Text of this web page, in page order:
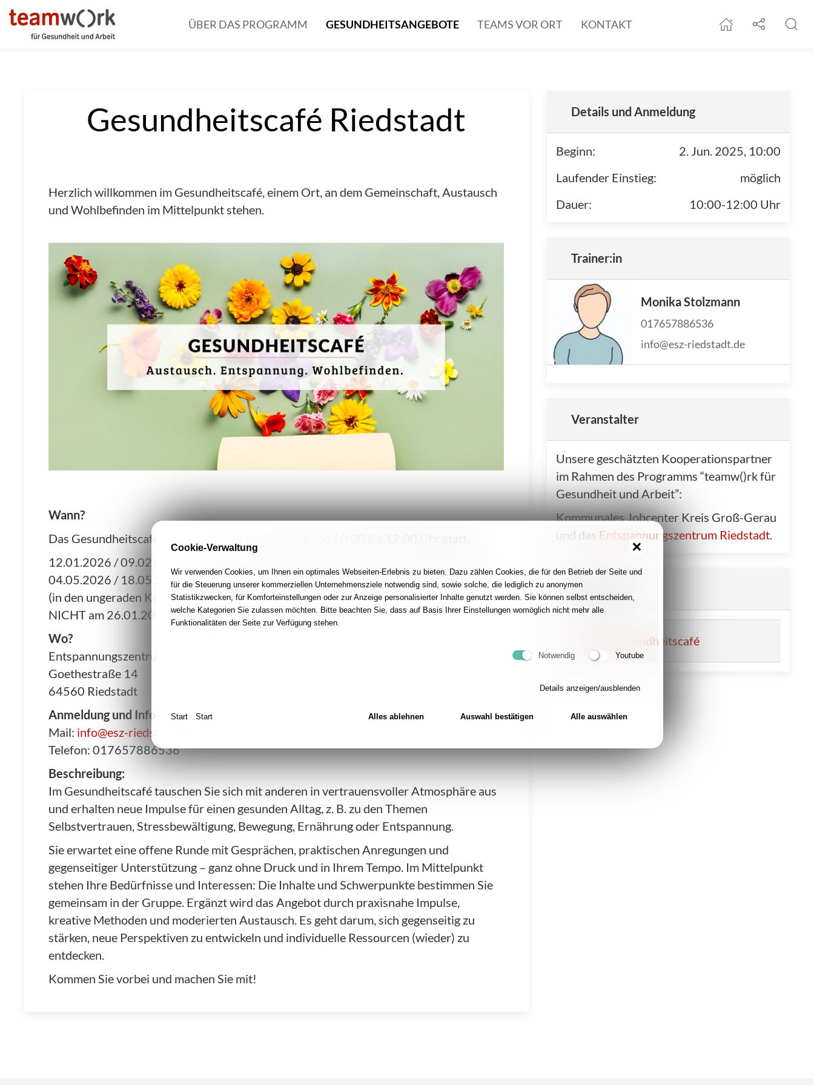
ÜBER DAS PROGRAMM GESUNDHEITSANGEBOTE TEAMS VOR ORT KONTAKT
Startseite
Social-
Gesundheitscafé Riedstadt
Herzlich willkommen im Gesundheitscafé, einem Ort, an dem Gemeinschaft, Austausch
und Wohlbefinden im Mittelpunkt stehen.
Wann?
Das Gesundheitscafé findet jeden zweiten Montag von 10:00 bis 12:00 Uhr statt.
12.01.2026 / 09.02.2026 / 23.02.2026 / 09.03.2026 / 23.03.2026 / 20.04.2026 /
04.05.2026 / 18.05.2026 / 01.06.2026 / 15.06.2026 / …
(in den ungeraden Kalenderwochen)
NICHT am 26.01.2026, 06.04.2026
Wo?
Entspannungszentrum Riedstadt
Goethestraße 14
64560 Riedstadt
Anmeldung und Infos:
Mail: info@esz-riedstadt.de
Telefon: 017657886536
Beschreibung:
Im Gesundheitscafé tauschen Sie sich mit anderen in vertrauensvoller Atmosphäre aus
und erhalten neue Impulse für einen gesunden Alltag, z. B. zu den Themen
Selbstvertrauen, Stressbewältigung, Bewegung, Ernährung oder Entspannung.
Sie erwartet eine offene Runde mit Gesprächen, praktischen Anregungen und
gegenseitiger Unterstützung – ganz ohne Druck und in Ihrem Tempo. Im Mittelpunkt
stehen Ihre Bedürfnisse und Interessen: Die Inhalte und Schwerpunkte bestimmen Sie
gemeinsam in der Gruppe. Ergänzt wird das Angebot durch praxisnahe Impulse,
kreative Methoden und moderierten Austausch. Es geht darum, sich gegenseitig zu
stärken, neue Perspektiven zu entwickeln und individuelle Ressourcen (wieder) zu
entdecken.
Kommen Sie vorbei und machen Sie mit!
Details und Anmeldung
Beginn:
2. Jun. 2025, 10:00
Laufender Einstieg:
möglich
Dauer:
10:00-12:00 Uhr
Trainer:in
Monika Stolzmann
017657886536
info@esz-riedstadt.de
Veranstalter
Unsere geschätzten Kooperationspartner
im Rahmen des Programms “teamw()rk für
Gesundheit und Arbeit”:
Kommunales Jobcenter Kreis Groß-Gerau
und das Entspannungszentrum Riedstadt.
Downloads
Flyer Gesundheitscafé
Cookie-Verwaltung
Wir verwenden Cookies, um Ihnen ein optimales Webseiten-Erlebnis zu bieten. Dazu zählen Cookies, die für den Betrieb der Seite und
für die Steuerung unserer kommerziellen Unternehmensziele notwendig sind, sowie solche, die lediglich zu anonymen
Statistikzwecken, für Komforteinstellungen oder zur Anzeige personalisierter Inhalte genutzt werden. Sie können selbst entscheiden,
welche Kategorien Sie zulassen möchten. Bitte beachten Sie, dass auf Basis Ihrer Einstellungen womöglich nicht mehr alle
Funktionalitäten der Seite zur Verfügung stehen.
Notwendig Youtube
Details anzeigen/ausblenden
Alles ablehnen Auswahl bestätigen Alle auswählen
Start Start